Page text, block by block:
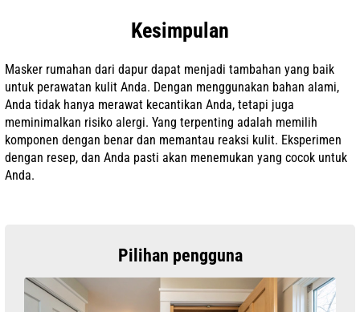
Kesimpulan
Masker rumahan dari dapur dapat menjadi tambahan yang baik
untuk perawatan kulit Anda. Dengan menggunakan bahan alami,
Anda tidak hanya merawat kecantikan Anda, tetapi juga
meminimalkan risiko alergi. Yang terpenting adalah memilih
komponen dengan benar dan memantau reaksi kulit. Eksperimen
dengan resep, dan Anda pasti akan menemukan yang cocok untuk
Anda.
Pilihan pengguna